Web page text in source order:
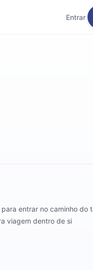
Entrar
entrar no caminho do
viagem dentro de si